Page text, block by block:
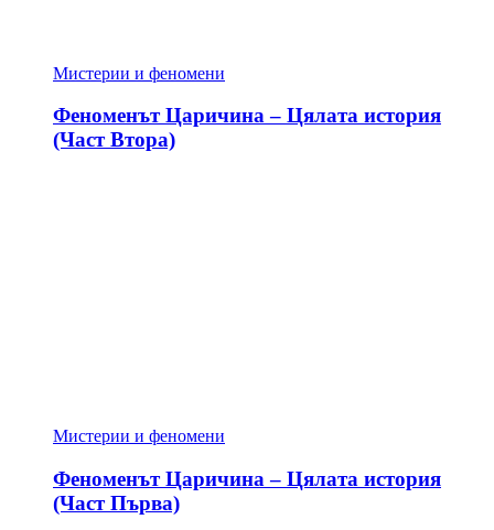
Мистерии и феномени
Феноменът Царичина – Цялата история
(Част Втора)
Мистерии и феномени
Феноменът Царичина – Цялата история
(Част Първа)